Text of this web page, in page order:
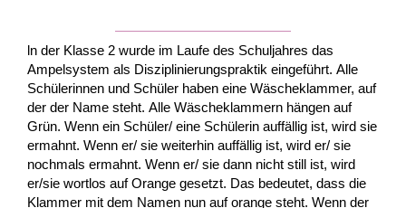
ln der Klasse 2 wurde im Laufe des Schuljahres das
Ampelsystem als Disziplinierungspraktik eingeführt. Alle
Schülerinnen und Schüler haben eine Wäscheklammer, auf
der der Name steht. Alle Wäscheklammern hängen auf
Grün. Wenn ein Schüler/ eine Schülerin auffällig ist, wird sie
ermahnt. Wenn er/ sie weiterhin auffällig ist, wird er/ sie
nochmals ermahnt. Wenn er/ sie dann nicht still ist, wird
er/sie wortlos auf Orange gesetzt. Das bedeutet, dass die
Klammer mit dem Namen nun auf orange steht. Wenn der